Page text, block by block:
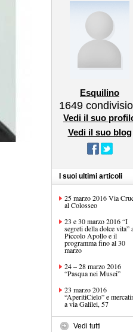
Esquilino
1649
Vedi il suo
Vedi il suo blog
I suoi ultimi articoli
25 marzo 2016 Via
al Colosseo
23 e 30 marzo 2016 “I
segreti della dolce vita”
Piccolo Apollo e il
programma fino al 30
marzo
24 – 28 marzo 2016
“Pasqua nei Musei”
23 marzo 2016
“AperitiCielo” e
a via Galilei, 57
Vedi tutti